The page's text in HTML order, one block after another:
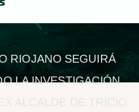
RIOJANO SEGUIRÁ
LA INVESTIGACIÓN